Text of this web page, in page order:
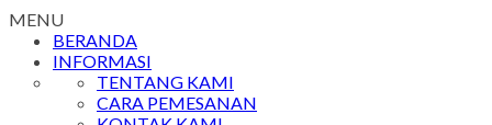
MENU
BERANDA
INFORMASI
TENTANG KAMI
CARA PEMESANAN